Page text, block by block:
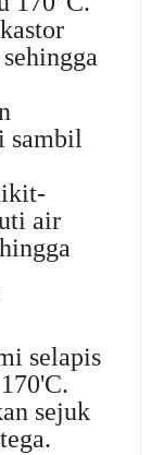
sambil
air
selapis
sejuk